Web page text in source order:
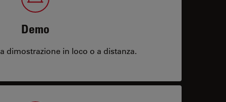
Demo
dimostrazione in loco o a distanza.